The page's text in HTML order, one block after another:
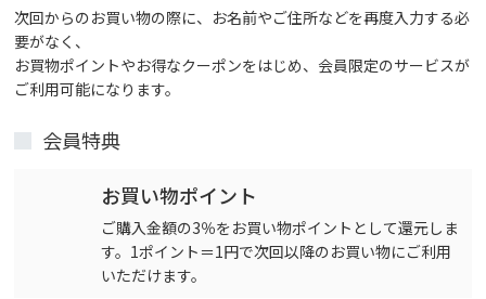
次回からのお買い物の際に、お名前やご住所などを再度入力する必
要がなく、
お買物ポイントやお得なクーポンをはじめ、会員限定のサービスが
ご利用可能になります。
会員特典
お買い物ポイント
ご購入金額の3％をお買い物ポイントとして還元しま
す。1ポイント＝1円で次回以降のお買い物にご利用
いただけます。